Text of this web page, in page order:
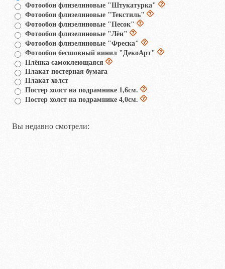
Фотообои флизелиновые "Штукатурка"
Фотообои флизелиновые "Текстиль"
Фотообои флизелиновые "Песок"
Фотообои флизелиновые "Лён"
Фотообои флизелиновые "Фреска"
Фотообои бесшовный винил "ДекоАрт"
Плёнка самоклеющаяся
Плакат постерная бумага
Плакат холст
Постер холст на подрамнике 1,6см.
Постер холст на подрамнике 4,0см.
Вы недавно смотрели: